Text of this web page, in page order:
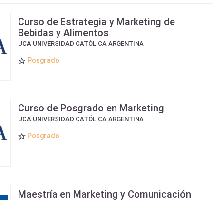
Curso de Estrategia y Marketing de
Bebidas y Alimentos
UCA UNIVERSIDAD CATÓLICA ARGENTINA
Posgrado
Curso de Posgrado en Marketing
UCA UNIVERSIDAD CATÓLICA ARGENTINA
Posgrado
Maestría en Marketing y Comunicación